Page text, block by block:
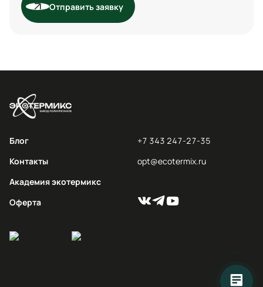
Отправить заявку
Блог
Контакты
Академия экотермикс
Оферта
+7 343 247-27-35
opt@ecotermix.ru